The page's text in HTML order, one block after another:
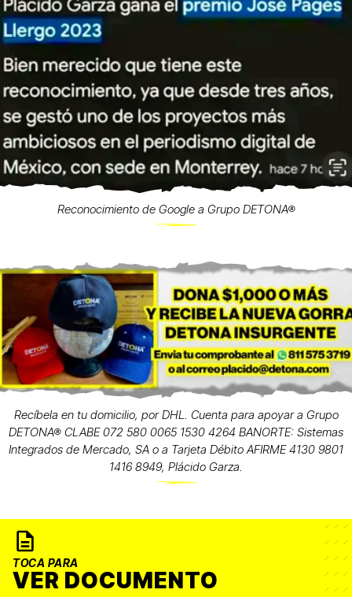
Reconocimiento de Google a Grupo DETONA®
Recíbela en tu domicilio, por DHL. Cuenta para apoyar a Grupo
DETONA® CLABE 072 580 0065 1530 4264 BANORTE: Sistemas
Integrados de Mercado, SA o a Tarjeta Débito AFIRME 4130 9801
1416 8949, Plácido Garza.
TOCA PARA
VER DOCUMENTO